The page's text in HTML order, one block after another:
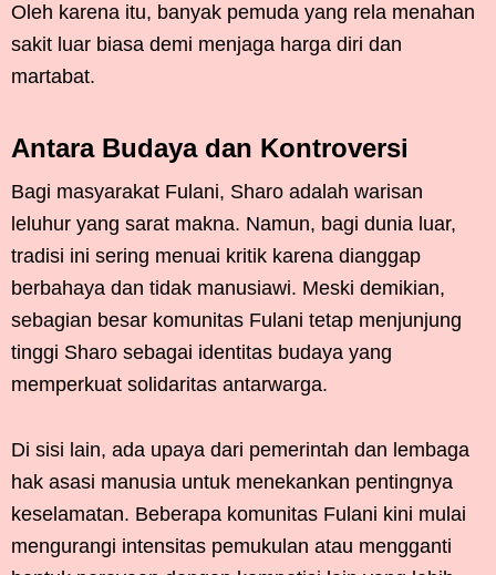
Oleh karena itu, banyak pemuda yang rela menahan
sakit luar biasa demi menjaga harga diri dan
martabat.
Antara Budaya dan Kontroversi
Bagi masyarakat Fulani, Sharo adalah warisan
leluhur yang sarat makna. Namun, bagi dunia luar,
tradisi ini sering menuai kritik karena dianggap
berbahaya dan tidak manusiawi. Meski demikian,
sebagian besar komunitas Fulani tetap menjunjung
tinggi Sharo sebagai identitas budaya yang
memperkuat solidaritas antarwarga.
Di sisi lain, ada upaya dari pemerintah dan lembaga
hak asasi manusia untuk menekankan pentingnya
keselamatan. Beberapa komunitas Fulani kini mulai
mengurangi intensitas pemukulan atau mengganti